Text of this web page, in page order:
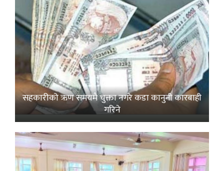
सहकारीको ऋण समयमै चुक्ता नगरे कडा कानुनी कारबाही
गरिने